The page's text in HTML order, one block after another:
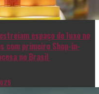
espaço de luxo no
com primeiro Shop-in-
no Brasil